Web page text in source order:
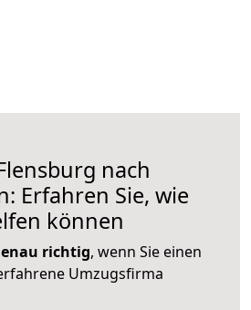
nach
Erfahren Sie, wie
können
richtig, wenn Sie einen
Umzugsfirma